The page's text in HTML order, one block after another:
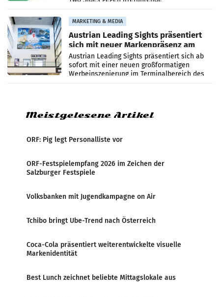
Umweltaussagen bei Papierkommunikation
und papierbasierten Verpackungen
MARKETING & MEDIA
Austrian Leading Sights präsentiert
sich mit neuer Markenpräsenz am
Flughafen Wien
Austrian Leading Sights präsentiert sich ab
sofort mit einer neuen großformatigen
Werbeinszenierung im Terminalbereich des
Flughafen Wien. Die Präsenz befindet sich im
Meistgelesene Artikel
ORF: Pig legt Personalliste vor
ORF-Festspielempfang 2026 im Zeichen der
Salzburger Festspiele
Volksbanken mit Jugendkampagne on Air
Tchibo bringt Ube-Trend nach Österreich
Coca-Cola präsentiert weiterentwickelte visuelle
Markenidentität
Best Lunch zeichnet beliebte Mittagslokale aus